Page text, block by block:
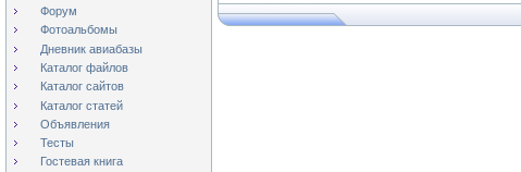
Форум
Фотоальбомы
Дневник авиабазы
Каталог файлов
Каталог сайтов
Каталог статей
Объявления
Тесты
Гостевая книга